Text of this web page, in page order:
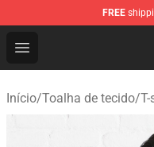
FREE
Open menu
WhistlinDiesel
Início/Toalha de tecido/